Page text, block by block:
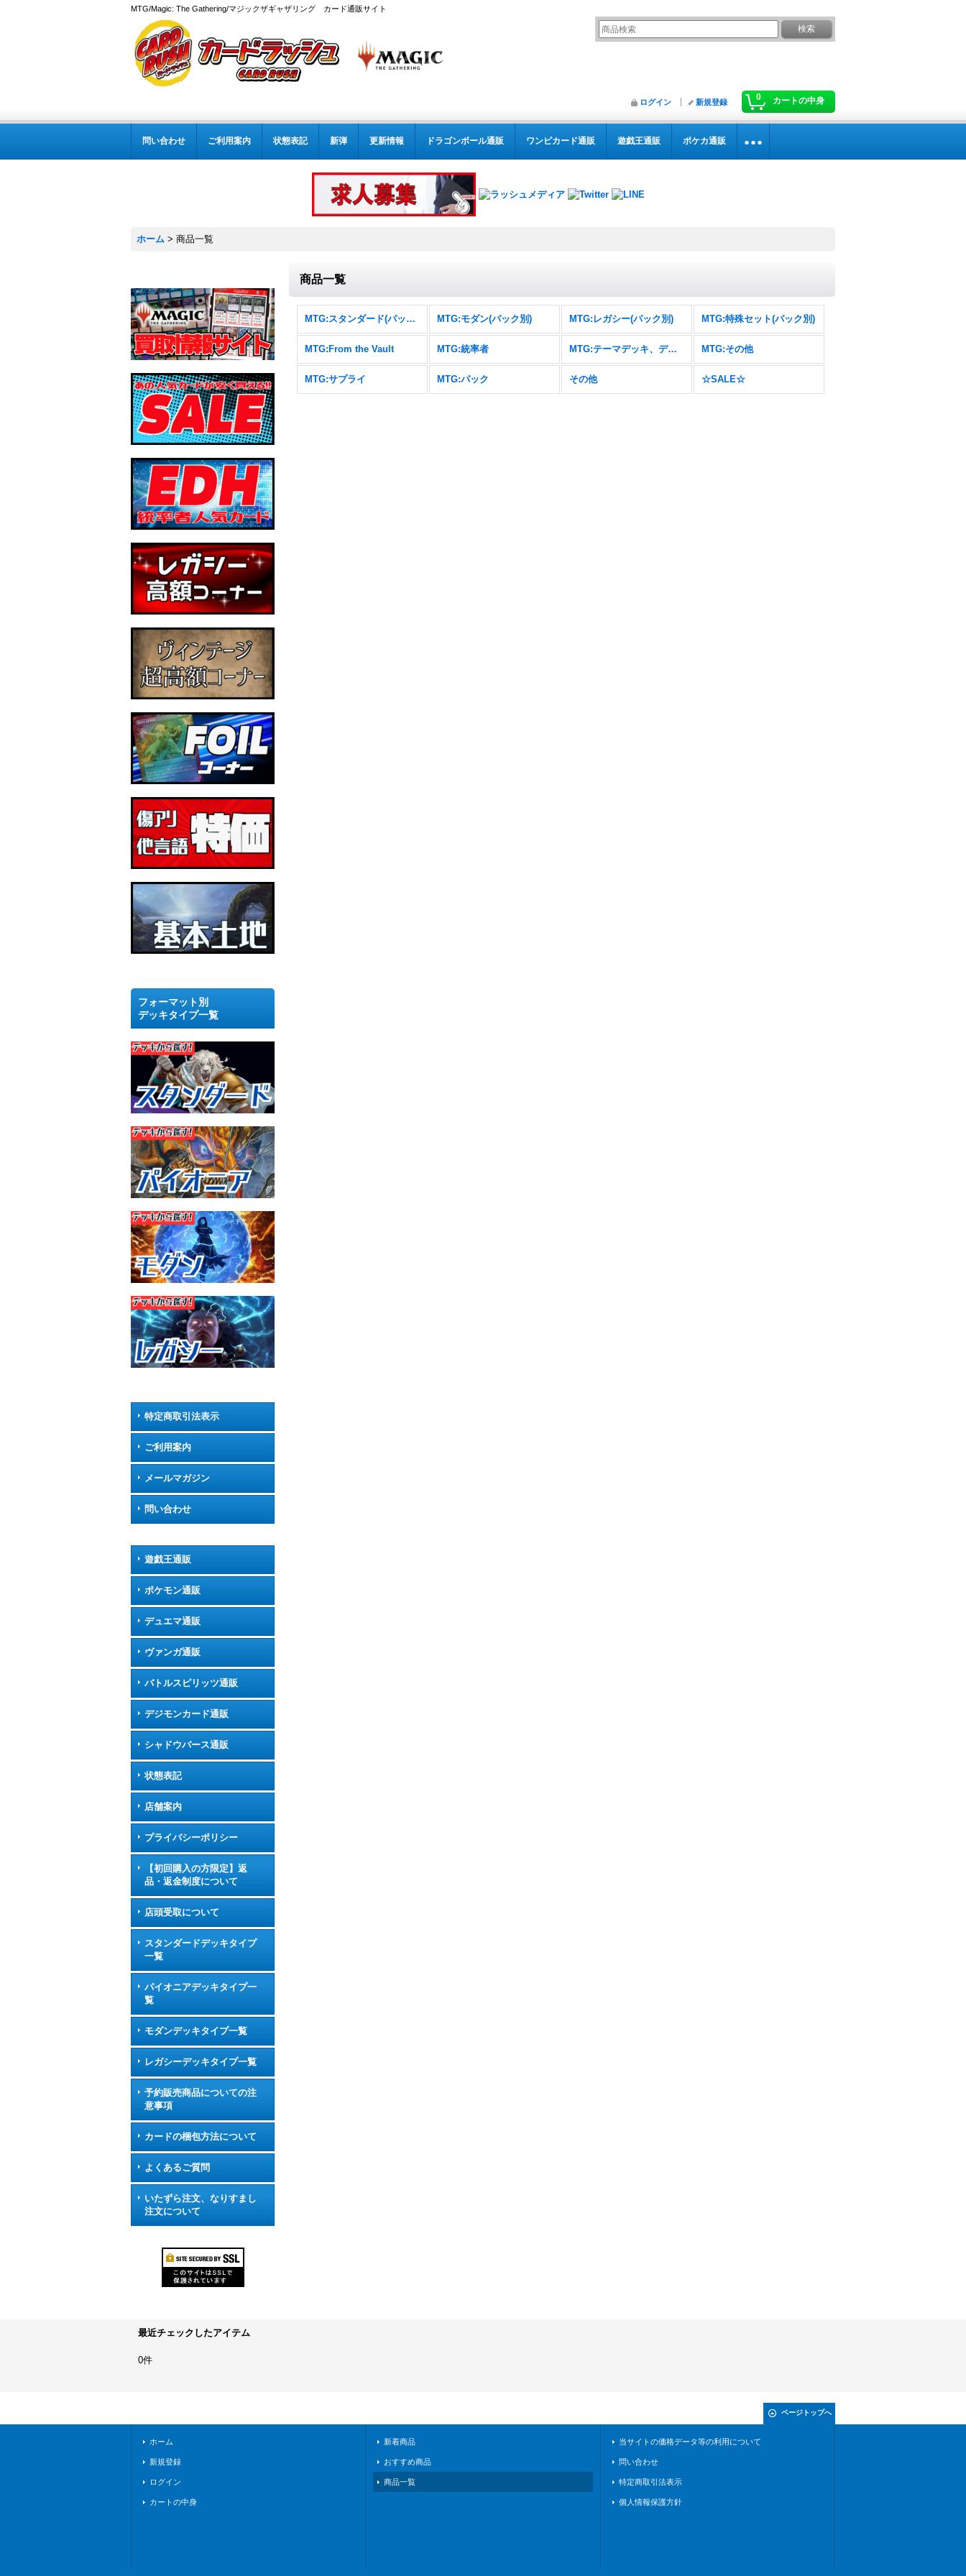
MTG/Magic: The Gathering/マジックザギャザリング カード通販サイト
0 カートの中身
ログイン 新規登録
問い合わせ ご利用案内 状態表記 新弾 更新情報 ドラゴンボール通販 ワンピカード通販 遊戯王通販 ポケカ通販
ホーム > 商品一覧
フォーマット別
デッキタイプ一覧
特定商取引法表示
ご利用案内
メールマガジン
問い合わせ
遊戯王通販
ポケモン通販
デュエマ通販
ヴァンガ通販
バトルスピリッツ通販
デジモンカード通販
シャドウバース通販
状態表記
店舗案内
プライバシーポリシー
【初回購入の方限定】返
品・返金制度について
店頭受取について
スタンダードデッキタイプ
一覧
パイオニアデッキタイプ一
覧
モダンデッキタイプ一覧
レガシーデッキタイプ一覧
予約販売商品についての注
意事項
カードの梱包方法について
よくあるご質問
いたずら注文、なりすまし
注文について
商品一覧
MTG:スタンダード(パック別) MTG:モダン(パック別) MTG:レガシー(パック別) MTG:特殊セット(パック別)
MTG:From the Vault MTG:統率者 MTG:テーマデッキ、デュエルデッキ MTG:その他
MTG:サプライ MTG:パック その他 ☆SALE☆
最近チェックしたアイテム
0件
ページトップへ
ホーム
新規登録
ログイン
カートの中身
新着商品
おすすめ商品
商品一覧
当サイトの価格データ等の利用について
問い合わせ
特定商取引法表示
個人情報保護方針